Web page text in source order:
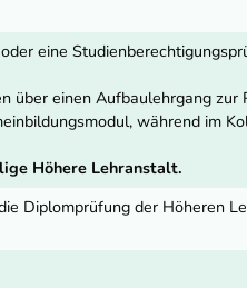
eine
über einen Aufbaulehrgang zur
während im
Höhere Lehranstalt.
Diplomprüfung der Höheren